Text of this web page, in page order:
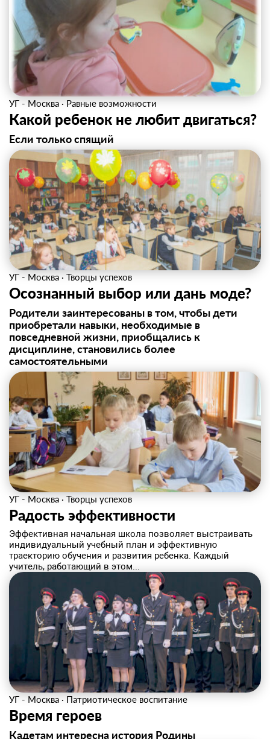
УГ - Москва · Равные возможности
Какой ребенок не любит двигаться?
Если только спящий
УГ - Москва · Творцы успехов
Осознанный выбор или дань моде?
Родители заинтересованы в том, чтобы дети
приобретали навыки, необходимые в
повседневной жизни, приобщались к
дисциплине, становились более
самостоятельными
УГ - Москва · Творцы успехов
Радость эффективности
Эффективная начальная школа позволяет выстраивать
индивидуальный учебный план и эффективную
траекторию обучения и развития ребенка. Каждый
учитель, работающий в этом...
УГ - Москва · Патриотическое воспитание
Время героев
Кадетам интересна история Родины